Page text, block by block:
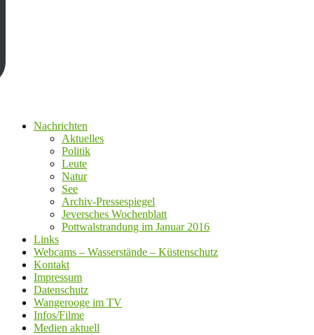
Nachrichten
Aktuelles
Politik
Leute
Natur
See
Archiv-Pressespiegel
Jeversches Wochenblatt
Pottwalstrandung im Januar 2016
Links
Webcams – Wasserstände – Küstenschutz
Kontakt
Impressum
Datenschutz
Wangerooge im TV
Infos/Filme
Medien aktuell